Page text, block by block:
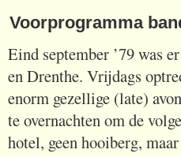
Voorprogramma
Eind september ’79 was
en Drenthe. Vrijdags
enorm gezellige (late)
te overnachten om de
hotel, geen hooiberg,